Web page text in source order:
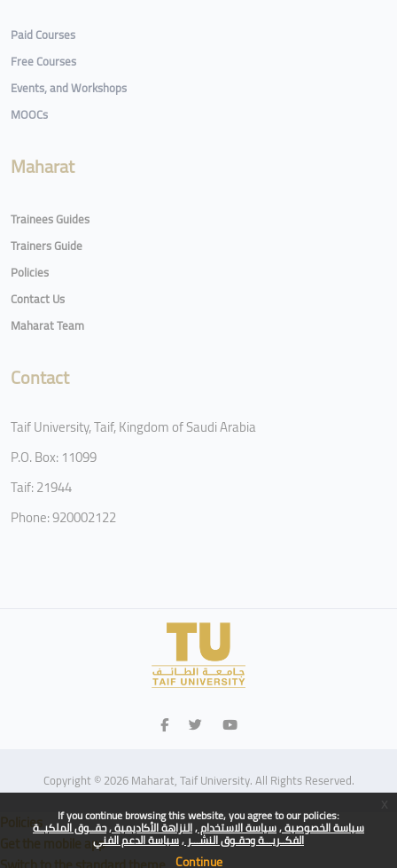
If you continue browsing this website, you agree to our policies:
سياسة الخصوصية سياسة الاستخدام النزاهة الأكاديمية حقــوق الملكيــة
الفكــريـــة وحقـوق النشـــر سياسة الدعم الفني
Continue
Paid Courses
Free Courses
Events, and Workshops
MOOCs
Maharat
Trainees Guides
Trainers Guide
Policies
Contact Us
Maharat Team
Contact
Taif University, Taif, Kingdom of Saudi Arabia
P.O. Box: 11099
Taif: 21944
Phone: 920002122
Copyright © 2026 Maharat, Taif University. All Rights Reserved.
Policies
Get the mobile app